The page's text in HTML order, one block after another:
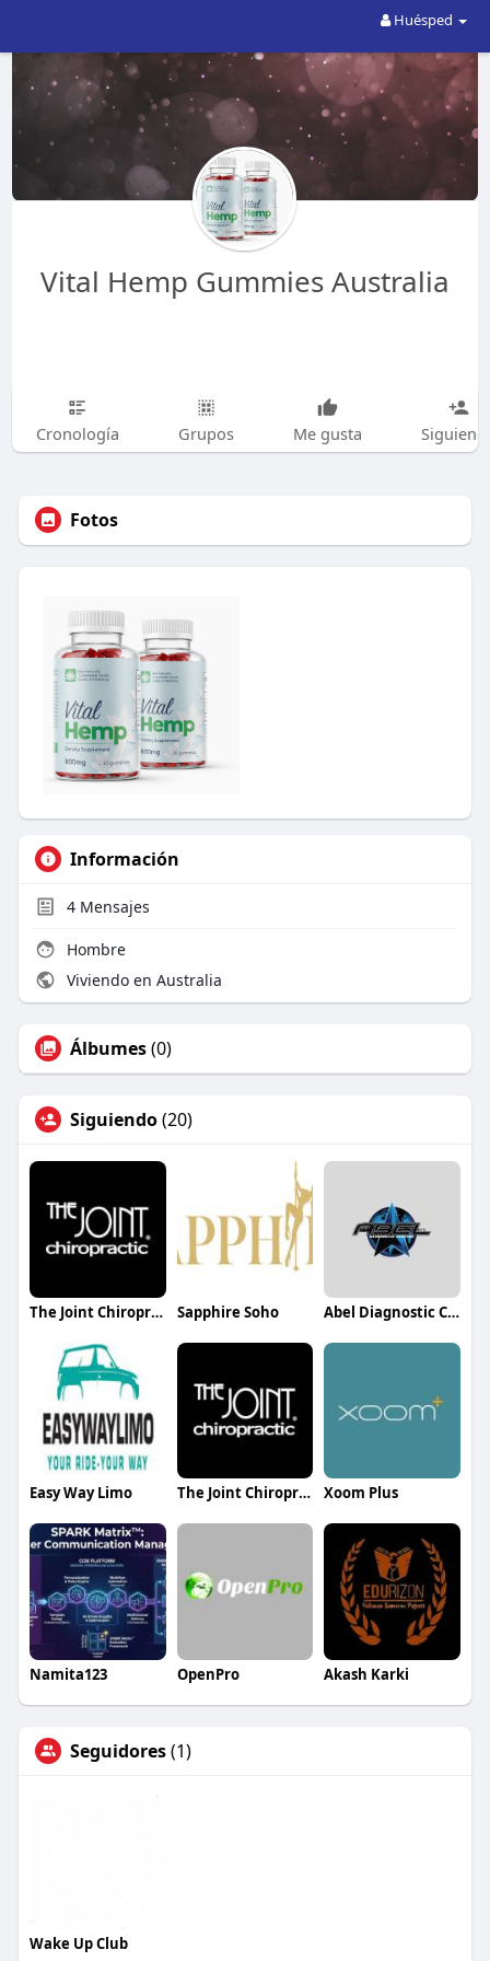
Huésped
Vital Hemp Gummies Australia
Cronología Grupos Me gusta
Fotos
Información
4Mensajes
Hombre
Viviendo en Australia
Álbumes(0)
Siguiendo(20)
The Joint Chiropractic Regency Centre Sapphire Soho Abel Diagnostic Centers
Easy Way Limo The Joint Chiropractic Tyler Xoom Plus
Namita123 OpenPro Akash Karki
Seguidores(1)
Wake Up Club